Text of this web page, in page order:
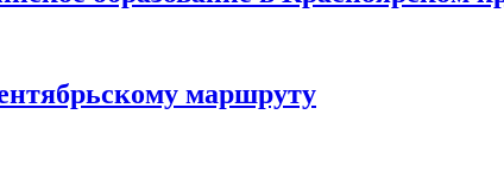
маршруту